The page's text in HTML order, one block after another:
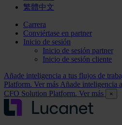
繁體中文
Carrera
Conviértase en partner
Inicio de sesión
Inicio de sesión partner
Inicio de sesión cliente
Añade inteligencia a tus flujos de
Platform. Ver más Añade inteligencia
CFO Solution Platform. Ver más
×